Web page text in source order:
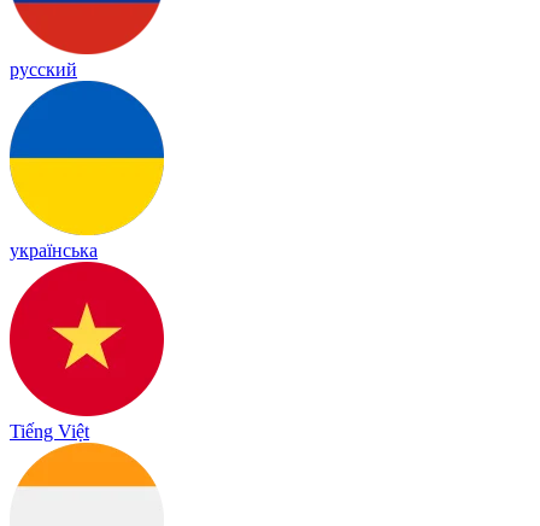
русский
українська
Tiếng Việt